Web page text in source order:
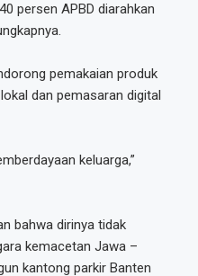
persen APBD diarahkan
pemakaian produk
dan pemasaran digital
keluarga,”
bahwa dirinya tidak
kemacetan Jawa –
kantong parkir Banten